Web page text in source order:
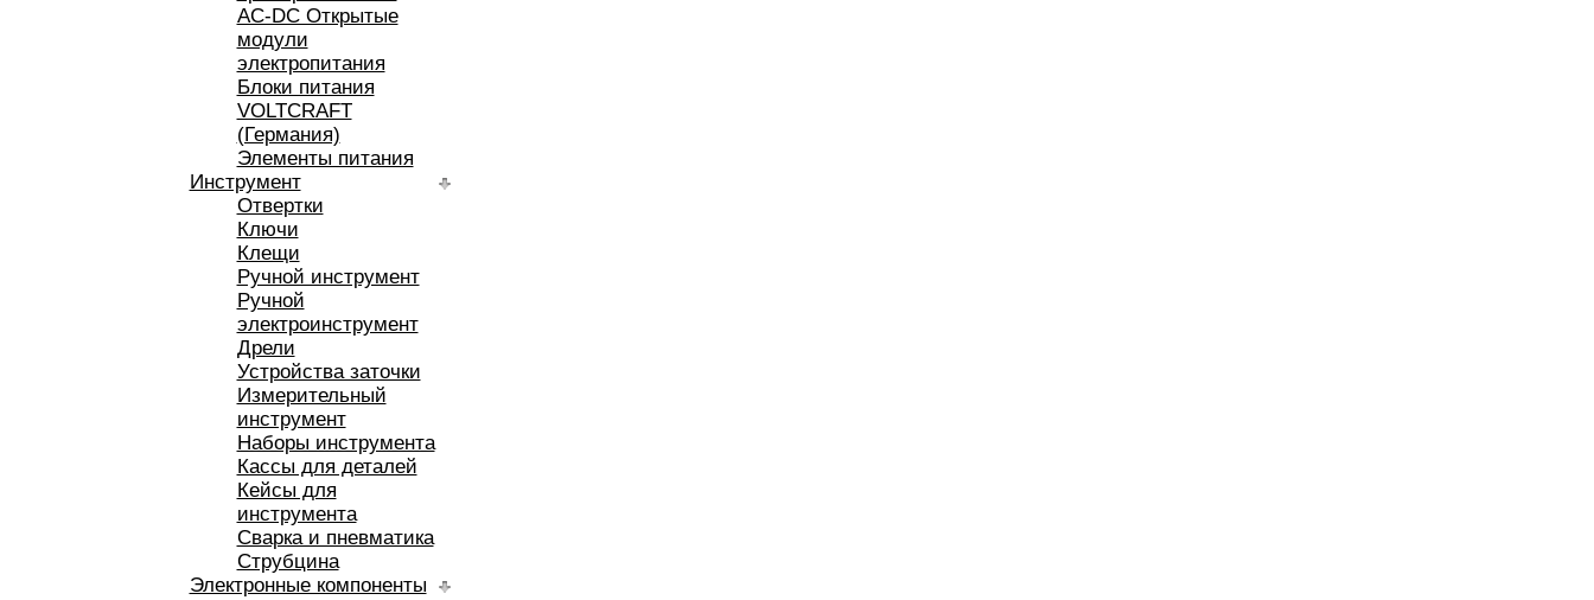
AC-DC Открытые
модули
электропитания
Блоки питания
VOLTCRAFT
(Германия)
Элементы питания
Инструмент
Отвертки
Ключи
Клещи
Ручной инструмент
Ручной
электроинструмент
Дрели
Устройства заточки
Измерительный
инструмент
Наборы инструмента
Кассы для деталей
Кейсы для
инструмента
Сварка и пневматика
Струбцина
Электронные компоненты